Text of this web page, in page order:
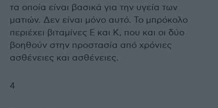
τα οποία είναι βασικά για την υγεία των
ματιών. Δεν είναι μόνο αυτό. Το μπρόκολο
περιέχει βιταμίνες Ε και Κ, που και οι δύο
βοηθούν στην προστασία από χρόνιες
ασθένειες και ασθένειες.
4